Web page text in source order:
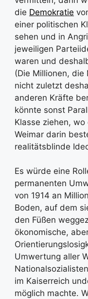
die Demokratie
einer politischen
sehen und in
jeweiligen
waren und
(Die Millionen, die
nicht zuletzt
anderen Kräfte
könnte sonst
Klasse ziehen,
Weimar darin
realitätsblinde
Es würde eine
permanenten
von 1914 an
Boden, auf dem
den Füßen
ökonomische,
Umwertung aller
im Kaiserreich
möglich machte.